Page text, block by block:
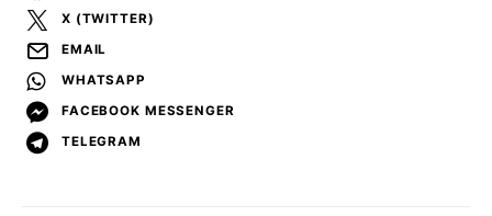
X (TWITTER)
EMAIL
WHATSAPP
FACEBOOK MESSENGER
TELEGRAM